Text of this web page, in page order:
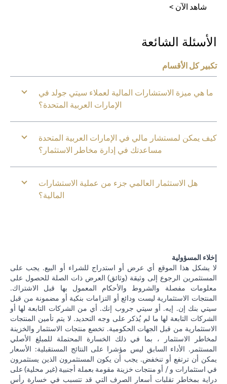
شاهد الآن >
الأسئلة الشائعة
تكبير كل الأقسام
ما هي ميزة الاستشارات المالية لعملاء سيتي جولد في
الإمارات العربية المتحدة؟
كيف يمكن لمستشار مالي في الإمارات العربية المتحدة
مساعدتك في إدارة مخاطر الاستثمار؟
هل الاستثمار العالمي جزء من عملية الاستشارات
المالية؟
إخلاء المسؤولية
لا يشكل هذا الموقع أي عرض أو استدراج للشراء أو البيع. يجب على
المستثمرين الرجوع إلى وثيقة (وثائق) العرض ذات الصلة للحصول على
معلومات مفصلة والشروط والأحكام المعمول بها قبل الاشتراك.
المنتجات الاستثمارية ليست ودائع أو التزامات بنكية أو مضمونة من قبل
سيتي بنك إن. إيه. أو سيتي جروب إنك. أي من الشركات التابعة لها أو
الشركات التابعة لها ما لم يُذكر على وجه التحديد. لا يتم تأمين المنتجات
الاستثمارية من قبل الجهات الحكومية. تخضع منتجات الاستثمار والخزينة
لمخاطر الاستثمار ، بما في ذلك الخسارة المحتملة للمبلغ الأصلي
المستثمر. الأداء السابق ليس مؤشرا على النتائج المستقبلية: الأسعار
يمكن أن ترتفع أو تنخفض. يجب أن يكون المستثمرون الذين يستثمرون
في استثمارات و / أو منتجات خزينة مقومة بعملة أجنبية (غير محلية) على
دراية بمخاطر تقلبات أسعار الصرف التي قد تتسبب في خسارة رأس